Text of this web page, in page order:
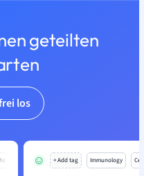
geteilten
los
+ Add tag Immunology